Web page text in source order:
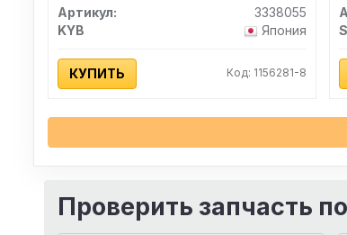
Артикул:
3338055
KYB
Япония
КУПИТЬ Код: 1156281-8
Проверить запчасть